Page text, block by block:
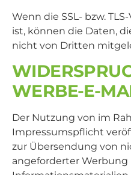
Wenn die SSL- bzw.
ist, können die Daten,
nicht von Dritten
WERBE-E-
Der Nutzung von im
Impressumspflicht
zur Übersendung von
angeforderter Werbung